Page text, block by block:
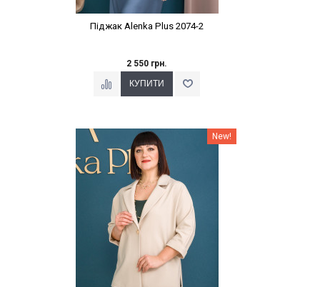
Піджак Alenka Plus 2074-2
2 550 грн.
Наклейки Варіант з % New!